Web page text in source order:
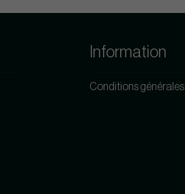
Information
Conditions générales